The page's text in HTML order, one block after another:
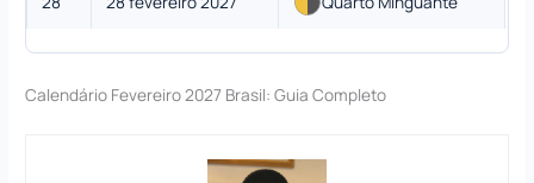
Calendário Fevereiro 2027 Brasil: Guia Completo